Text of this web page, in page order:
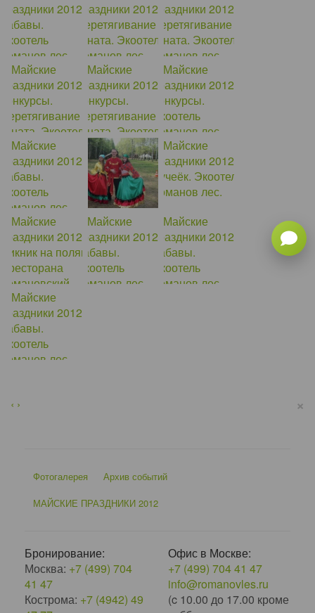
‹ › ×
Фотогалерея
Архив событий
МАЙСКИЕ ПРАЗДНИКИ 2012
Бронирование:
Москва: +7 (499) 704
41 47
Кострома: +7 (4942) 49
Офис в Москве:
+7 (499) 704 41 47
info@romanovles.ru
(c 10.00 до 17.00 кроме